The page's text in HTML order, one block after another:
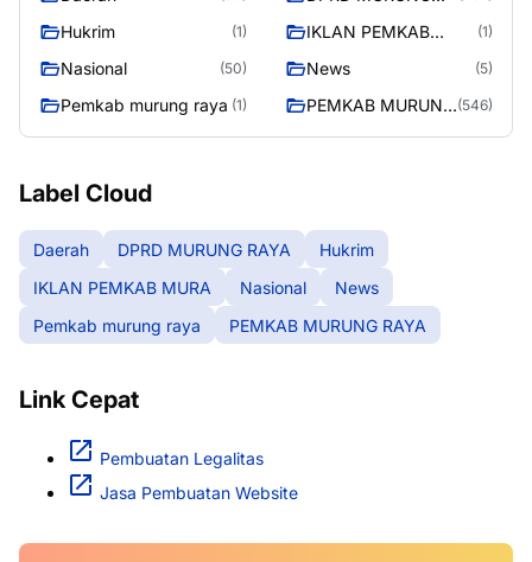
Hukrim (1)
IKLAN PEMKAB
(1)
Nasional (50) News (5)
Pemkab murung raya (1)
PEMKAB MURUNG (546)
Label Cloud
Daerah DPRD MURUNG RAYA
Hukrim
IKLAN PEMKAB MURA
Nasional
News
Pemkab murung raya
PEMKAB MURUNG RAYA
Link Cepat
Pembuatan Legalitas
Jasa Pembuatan Website